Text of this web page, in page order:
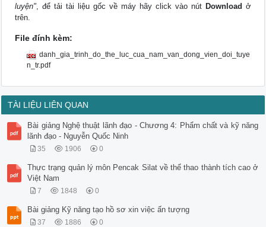
luyện", để tải tài liệu gốc về máy hãy click vào nút Download ở
trên.
File đính kèm:
danh_gia_trinh_do_the_luc_cua_nam_van_dong_vien_doi_tuye
n_tr.pdf
TÀI LIỆU LIÊN QUAN
Bài giảng Nghệ thuật lãnh đạo - Chương 4: Phẩm chất và kỹ năng
lãnh đạo - Nguyễn Quốc Ninh
35 1906 0
Thực trạng quản lý môn Pencak Silat về thể thao thành tích cao ở
Việt Nam
7 1848 0
Bài giảng Kỹ năng tạo hồ sơ xin việc ấn tượng
37 1886 0